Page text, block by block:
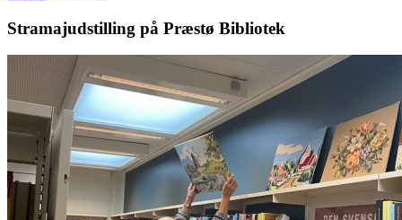
Stramajudstilling på Præstø Bibliotek